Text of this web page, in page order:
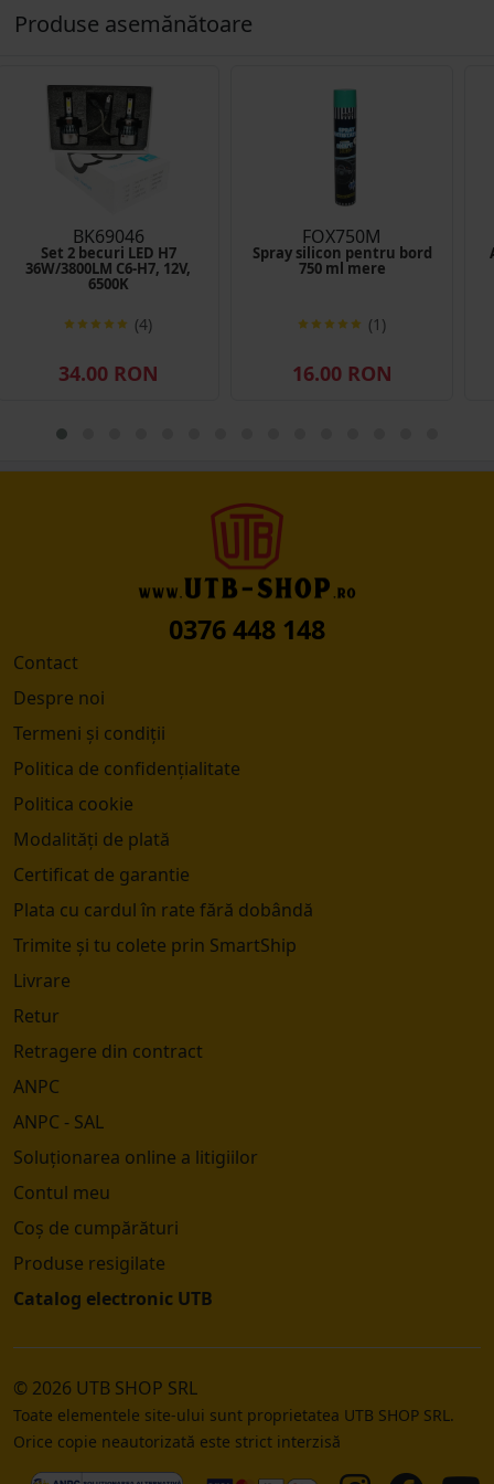
Produse asemănătoare
BK69046
Set 2 becuri LED H7
36W/3800LM C6-H7, 12V,
6500K
(4)
34.00 RON
FOX750M
Spray silicon pentru bord
750 ml mere
(1)
16.00 RON
0376 448 148
Contact
Despre noi
Termeni și condiții
Politica de confidențialitate
Politica cookie
Modalități de plată
Certificat de garantie
Plata cu cardul în rate fără dobândă
Trimite și tu colete prin SmartShip
Livrare
Retur
Retragere din contract
ANPC
ANPC - SAL
Soluționarea online a litigiilor
Contul meu
Coș de cumpărături
Produse resigilate
Catalog electronic UTB
© 2026 UTB SHOP SRL
Toate elementele site-ului sunt proprietatea UTB SHOP SRL.
Orice copie neautorizată este strict interzisă